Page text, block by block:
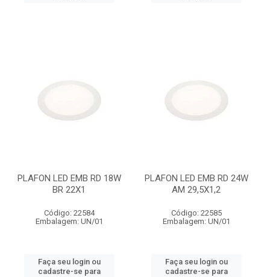
PLAFON LED EMB RD 18W
BR 22X1
Código: 22584
Embalagem: UN/01
Faça seu login ou
cadastre-se para
PLAFON LED EMB RD 24W
AM 29,5X1,2
Código: 22585
Embalagem: UN/01
Faça seu login ou
cadastre-se para